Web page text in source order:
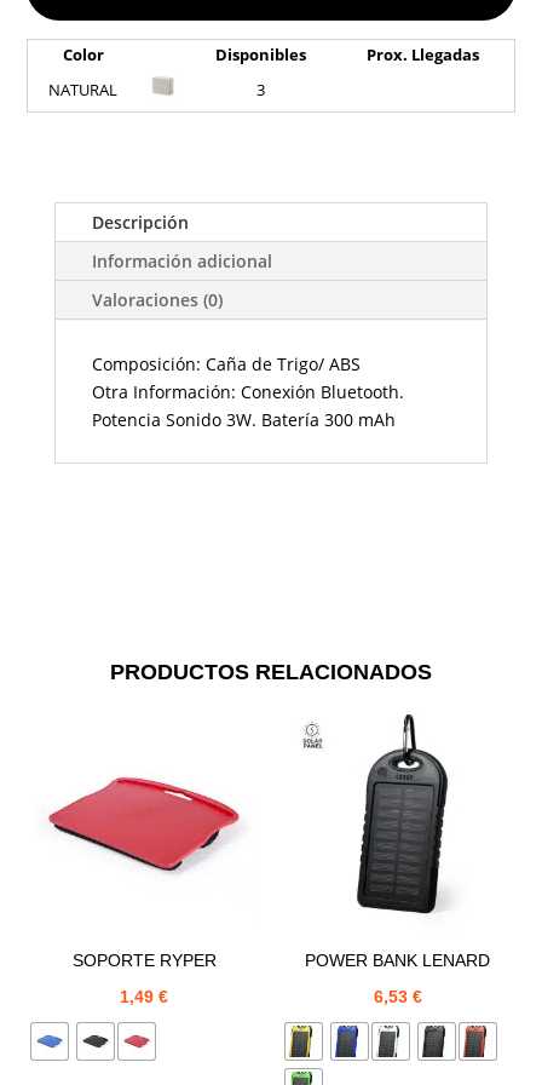
Color Disponibles
Prox. Llegadas
NATURAL
3
Descripción
Información adicional
Valoraciones (0)
Composición: Caña de Trigo/ ABS
Otra Información: Conexión Bluetooth.
Potencia Sonido 3W. Batería 300 mAh
PRODUCTOS RELACIONADOS
SOPORTE RYPER
1,49€
POWER BANK LENARD
6,53 €